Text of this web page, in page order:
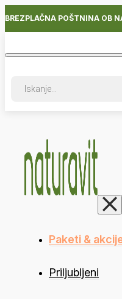
BREZPLAČNA POŠTNINA OB
search
Paketi &
Priljubljeni